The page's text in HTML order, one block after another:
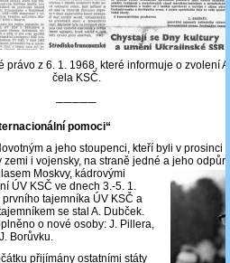
právo z 6. 1. 1968, které informuje o zvolení
čela KSČ.
─────
pomoci“
a jeho stoupenci, kteří byli v prosinci
i vojensky, na straně jedné a jeho
Moskvy, kádrovými
ÚV KSČ ve dnech 3.-5. 1.
tajemníka ÚV KSČ a
se stal A. Dubček.
o nové osoby: J. Pillera,
Borůvku.
přijímány ostatními státy